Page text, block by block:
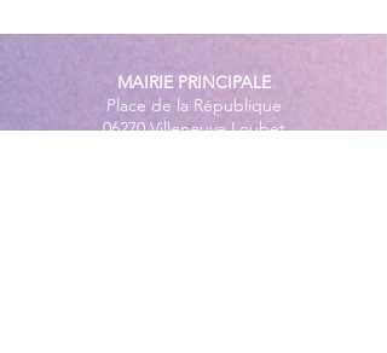
MAIRIE PRINCIPALE
Place de la République
06270 Villeneuve Loubet